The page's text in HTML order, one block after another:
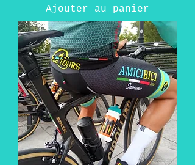
Ajouter au panier